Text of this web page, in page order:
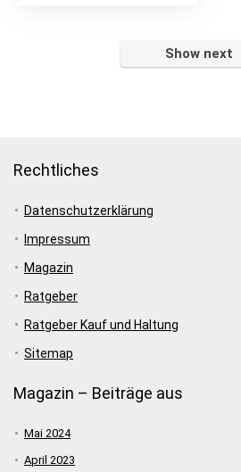
Show next
Rechtliches
Datenschutzerklärung
Impressum
Magazin
Ratgeber
Ratgeber Kauf und Haltung
Sitemap
Magazin – Beiträge aus
Mai 2024
April 2023